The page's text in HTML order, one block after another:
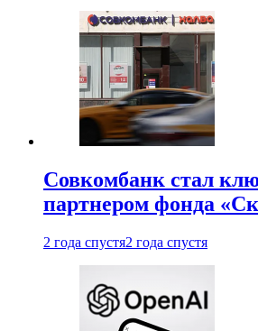
Совкомбанк стал
партнером фонда
2 года спустя2 года спустя